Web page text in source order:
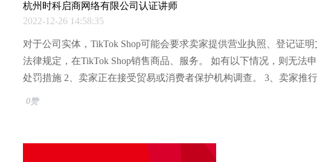
杭州时科启商网络有限公司 认证讲师
2022-12-26 14:58:35
对于公司实体，TikTok Shop可能会要求卖家提供营业执照、登记证
法律规定，在TikTok Shop销售商品、服务。 如有以下情况，则无法
处罚措施 2、卖家正在接受贸易或消费者保护机构调查。 3、卖家推
0赞